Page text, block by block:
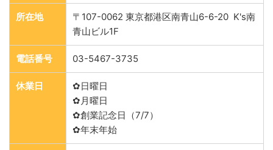
所在地
〒107-0062 東京都港区南青山6-6-20 K's南
青山ビル1F
電話番号 03-5467-3735
休業日
✿日曜日
✿月曜日
✿創業記念日（7/7）
✿年末年始